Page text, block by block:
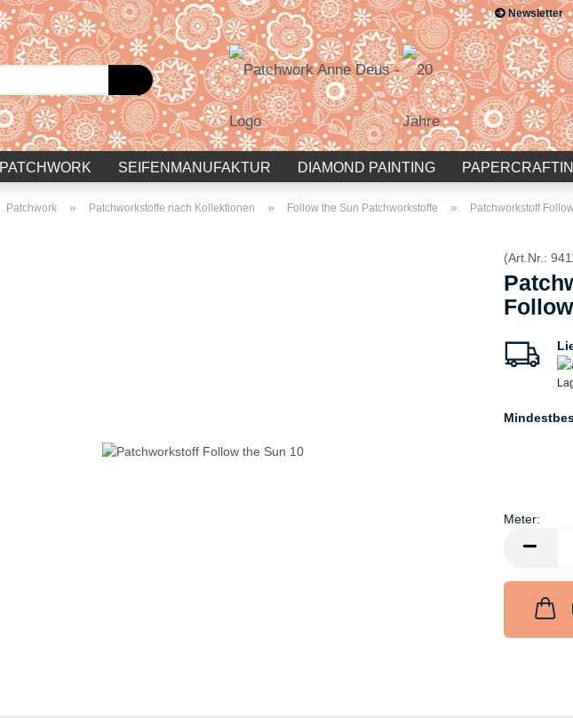
Newsletter
E-Mail
Passwort
Konto erstellen
Passwort vergessen?
Suche...
PATCHWORK SEIFENMANUFAKTUR DIAMOND PAINTING
Patchwork » Patchworkstoffe nach Kollektionen » Follow the Sun Patchworkstoffe » Patchworkstoff
(Art.Nr.:
Meter:
Meter